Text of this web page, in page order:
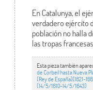
En Catalunya, el
verdadero ejército
población no halla
las tropas
Esta pieza también
de Corbeil hasta Nueva
(Rey de España)(1621-
(14/5/1610-14/5/1643)